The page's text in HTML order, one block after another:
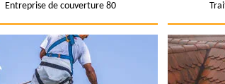
Entreprise de couverture 80